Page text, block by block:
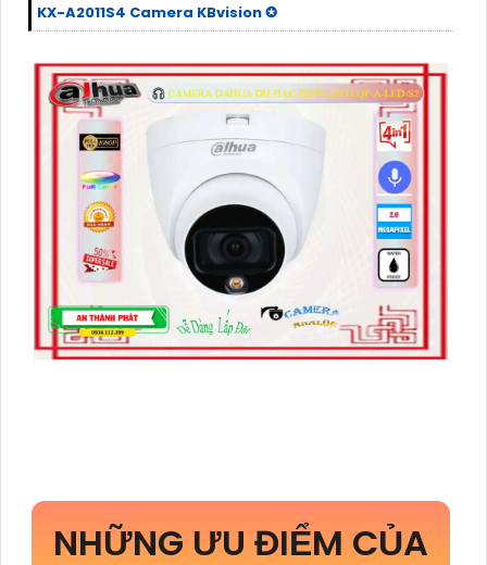
KX-A2011S4 Camera KBvision ✪
NHỮNG ƯU ĐIỂM CỦA